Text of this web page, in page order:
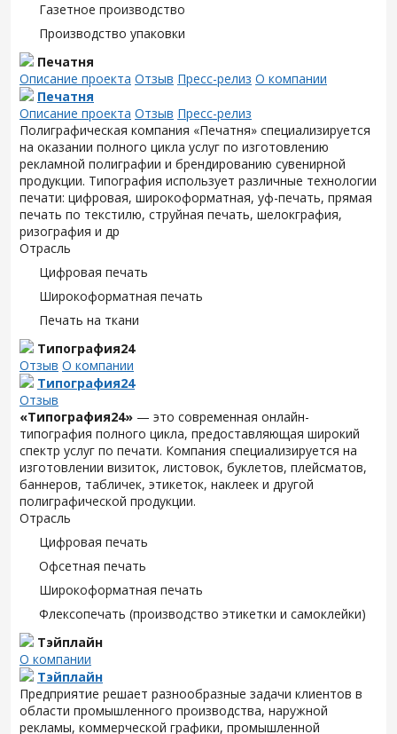
Газетное производство
Производство упаковки
Печатня
Описание проекта Отзыв Пресс-релиз О компании
Печатня
Описание проекта Отзыв Пресс-релиз
Полиграфическая компания «Печатня» специализируется
на оказании полного цикла услуг по изготовлению
рекламной полиграфии и брендированию сувенирной
продукции. Типография использует различные технологии
печати: цифровая, широкоформатная, уф-печать, прямая
печать по текстилю, струйная печать, шелокграфия,
ризография и др
Отрасль
Цифровая печать
Широкоформатная печать
Печать на ткани
Типография24
Отзыв О компании
Типография24
Отзыв
«Типография24» — это современная онлайн-
типография полного цикла, предоставляющая широкий
спектр услуг по печати. Компания специализируется на
изготовлении визиток, листовок, буклетов, плейсматов,
баннеров, табличек, этикеток, наклеек и другой
полиграфической продукции.
Отрасль
Цифровая печать
Офсетная печать
Широкоформатная печать
Флексопечать (производство этикетки и самоклейки)
Тэйплайн
О компании
Тэйплайн
Предприятие решает разнообразные задачи клиентов в
области промышленного производства, наружной
рекламы, коммерческой графики, промышленной